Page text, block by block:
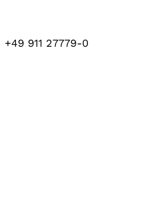
+49 911 27779-0